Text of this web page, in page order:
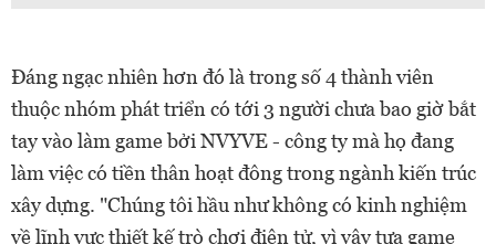
Đáng ngạc nhiên hơn đó là trong số 4 thành viên
thuộc nhóm phát triển có tới 3 người chưa bao giờ bắt
tay vào làm game bởi NVYVE - công ty mà họ đang
làm việc có tiền thân hoạt đông trong ngành kiến trúc
xây dựng. "Chúng tôi hầu như không có kinh nghiệm
về lĩnh vực thiết kế trò chơi điện tử, vì vậy tựa game